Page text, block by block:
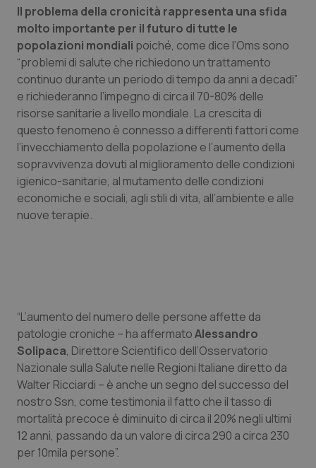
Il problema della cronicità rappresenta una sfida
molto importante per il futuro di tutte le
popolazioni mondiali poiché, come dice l’Oms sono
“problemi di salute che richiedono un trattamento
continuo durante un periodo di tempo da anni a decadi”
e richiederanno l’impegno di circa il 70-80% delle
risorse sanitarie a livello mondiale. La crescita di
questo fenomeno è connesso a differenti fattori come
l’invecchiamento della popolazione e l’aumento della
sopravvivenza dovuti al miglioramento delle condizioni
igienico-sanitarie, al mutamento delle condizioni
economiche e sociali, agli stili di vita, all’ambiente e alle
nuove terapie.
“L’aumento del numero delle persone affette da
patologie croniche – ha affermatoAlessandro
Solipaca, Direttore Scientifico dell’Osservatorio
Nazionale sulla Salute nelle Regioni Italiane diretto da
Walter Ricciardi – è anche un segno del successo del
nostro Ssn, come testimonia il fatto che il tasso di
mortalità precoce è diminuito di circa il 20% negli ultimi
12 anni, passando da un valore di circa 290 a circa 230
per 10mila persone”.